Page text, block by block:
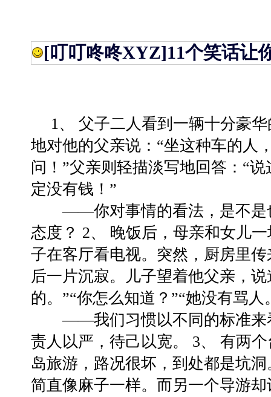
[叮叮咚咚XYZ]11个笑话让
1、 父子二人看到一辆十分豪华
地对他的父亲说：“坐这种车的人
问！”父亲则轻描淡写地回答：“
定没有钱！”
——你对事情的看法，是不是
态度？ 2、 晚饭后，母亲和女儿
子在客厅看电视。突然，厨房里
后一片沉寂。儿子望着他父亲，
的。”“你怎么知道？”“她没有骂人
——我们习惯以不同的标准来
责人以严，待己以宽。 3、 有两
岛旅游，路况很坏，到处都是坑
简直像麻子一样。而另一个导游